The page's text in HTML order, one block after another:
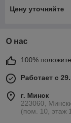
Цену уточняйте
О нас
100%
Работает с
г. Минск
223060,
(пом. 10, этаж